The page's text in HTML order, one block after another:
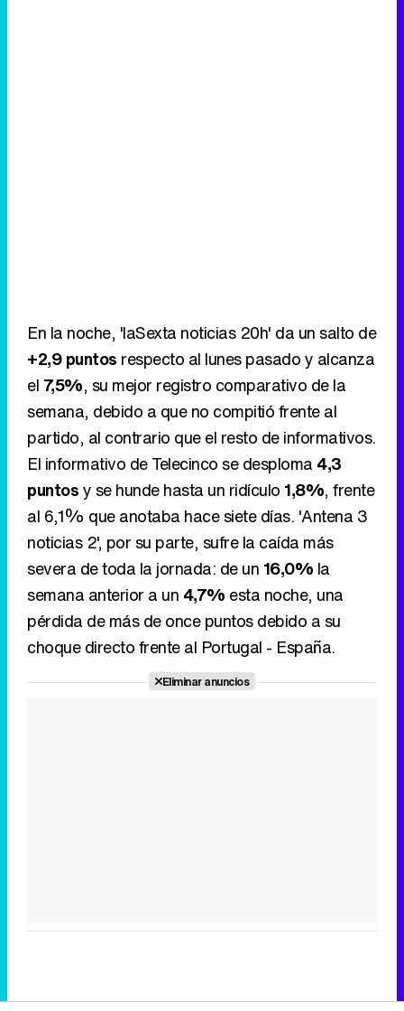
En la noche, 'laSexta noticias 20h' da un salto de
+2,9 puntos respecto al lunes pasado y alcanza
el 7,5%, su mejor registro comparativo de la
semana, debido a que no compitió frente al
partido, al contrario que el resto de informativos.
El informativo de Telecinco se desploma 4,3
puntosy se hunde hasta un ridículo 1,8%, frente
al 6,1% que anotaba hace siete días. 'Antena 3
noticias 2', por su parte, sufre la caída más
severa de toda la jornada: de un 16,0% la
semana anterior a un 4,7% esta noche, una
pérdida de más de once puntos debido a su
choque directo frente al Portugal - España.
Eliminar anuncios